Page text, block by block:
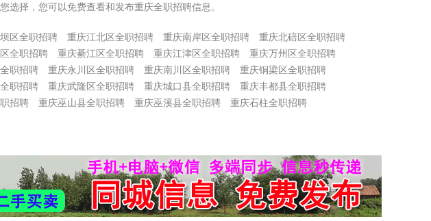
择，您可以免费查看和发布重庆全职招聘信息。
区全职招聘 重庆江北区全职招聘 重庆南岸区全职招聘
重庆北碚区全职招聘
全职招聘 重庆綦江区全职招聘 重庆江津区全职招聘
重庆万州区全职招聘
职招聘 重庆永川区全职招聘 重庆南川区全职招聘
重庆铜梁区全职招聘
职招聘 重庆武隆区全职招聘 重庆城口县全职招聘
重庆丰都县全职招聘
招聘 重庆巫山县全职招聘 重庆巫溪县全职招聘
重庆石柱全职招聘